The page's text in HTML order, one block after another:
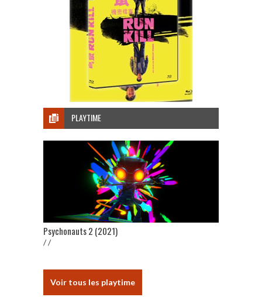
PLAYTIME
Psychonauts 2 (2021)
/ /
Voir tous les playtime